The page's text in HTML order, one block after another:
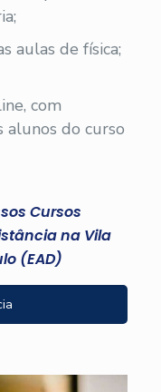
aulas de física;
com
alunos do curso
Cursos
na Vila
(EAD)